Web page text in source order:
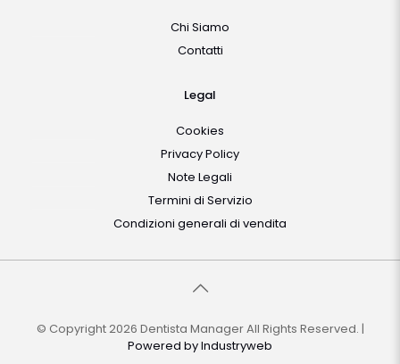
Chi Siamo
Contatti
Legal
Cookies
Privacy Policy
Note Legali
Termini di Servizio
Condizioni generali di vendita
© Copyright 2026 Dentista Manager All Rights Reserved. |
Powered byIndustryweb